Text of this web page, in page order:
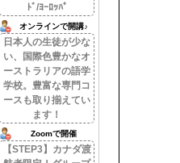
ﾄﾞ/ﾖｰﾛｯﾊﾟ
オンラインで開講♪
日本人の生徒が少な
い、国際色豊かなオ
ーストラリアの語学
学校。豊富な専門コ
ースも取り揃えてい
ます！
Zoomで開催
【STEP3】カナダ渡